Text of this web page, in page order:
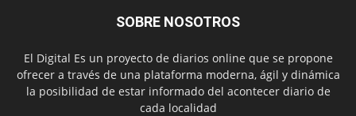
SOBRE NOSOTROS
El Digital Es un proyecto de diarios online que se propone
ofrecer a través de una plataforma moderna, ágil y dinámica
la posibilidad de estar informado del acontecer diario de
cada localidad